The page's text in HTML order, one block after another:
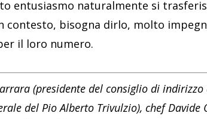
entusiasmo naturalmente si
contesto, bisogna dirlo, molto
il loro numero.
(presidente del consiglio di
del Pio Alberto Trivulzio), chef Davide